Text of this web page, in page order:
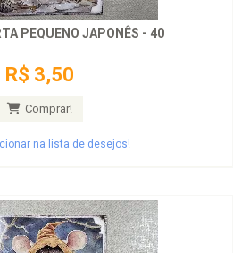
PEQUENO JAPONÊS - 40
R$ 3,50
Comprar!
na lista de desejos!